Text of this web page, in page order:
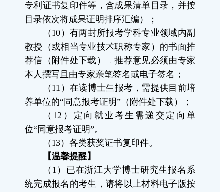
专利证书复印件等，含成果清单目录，并按
目录依次将成果证明排序汇编）
；
（ 10 ）有两封所报考学科专业领域内副
教授（或相当专业技术职称专家）的书面推
荐信（附件处下载），推荐意见必须由专家
本人撰写且由专家亲笔签名或电子签名；
（ 11 ）在读博士生报考，需提供目前培
养单位的“同意报考证明” （附件处下载）；
（ 12 ）定向就业考生需递交定向单
位“同意报考证明”。
（ 13）各类获奖证书复印件。
【温馨提醒】
（ 1 ）已在浙江大学博士研究生报名系
统完成报名的考生，请将以上材料电子版按